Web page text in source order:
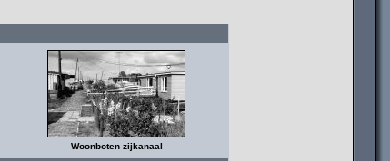
Woonboten zijkanaal